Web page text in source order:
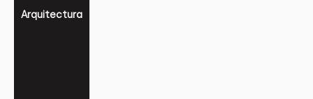
Arquitectura